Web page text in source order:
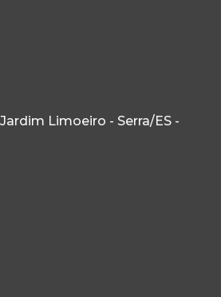
Limoeiro - Serra/ES -